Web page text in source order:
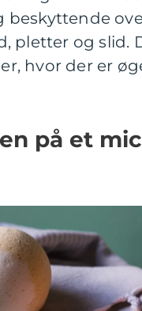
pletter og slid.
hvor der er
på et